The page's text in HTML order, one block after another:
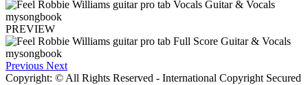
PREVIEW
Previous Next
Copyright: © All Rights Reserved - International Copyright Secured